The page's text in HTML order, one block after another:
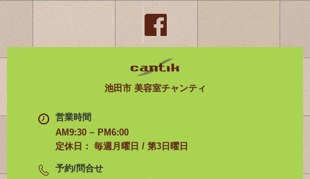
池田市 美容室チャンティ
営業時間
AM9:30 ~ PM6:00
定休日： 毎週月曜日 / 第3日曜日
予約/問合せ